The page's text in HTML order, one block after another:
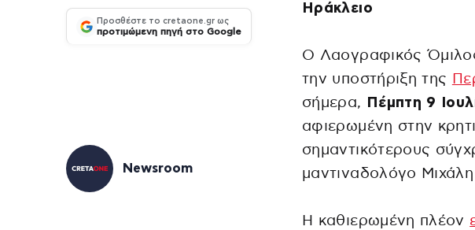
Προσθέστε το cretaone.gr ως
προτιμώμενη πηγή στο Google
Newsroom
Ηράκλειο
Ο Λαογραφικός
την υποστήριξη της
σήμερα,
Πέμπτη 9
αφιερωμένη στην
σημαντικότερους
μαντιναδολόγο
Η καθιερωμένη πλέον